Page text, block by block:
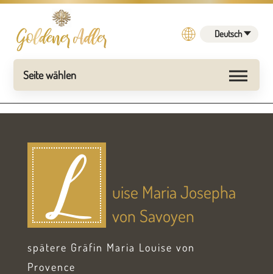
Deutsch
L
uise Maria Josepha
von Savoyen
spätere Gräfin Maria Louise von
Provence